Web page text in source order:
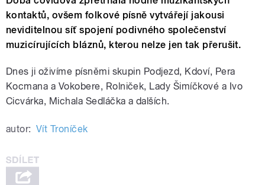
kontaktů, ovšem folkové písně vytvářejí jakousi
neviditelnou síť spojení podivného společenství
muzicírujících bláznů, kterou nelze jen tak přerušit.
Dnes ji oživíme písněmi skupin Podjezd, Kdoví, Pera
Kocmana a Vokobere, Rolniček, Lady Šimíčkové a Ivo
Cicvárka, Michala Sedláčka a dalších.
autor: Vít Troníček